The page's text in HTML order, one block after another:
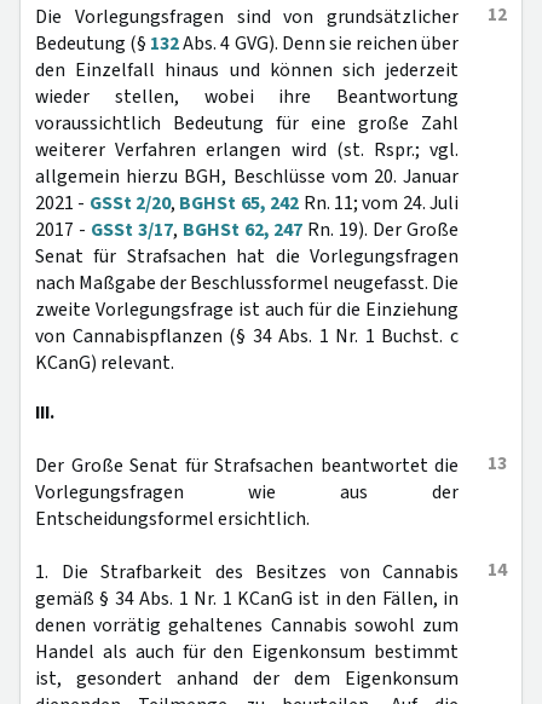
12
Die Vorlegungsfragen sind von grundsätzlicher
Bedeutung (§ 132Abs. 4 GVG). Denn sie reichen über
den Einzelfall hinaus und können sich jederzeit
wieder stellen, wobei ihre Beantwortung
voraussichtlich Bedeutung für eine große Zahl
weiterer Verfahren erlangen wird (st. Rspr.; vgl.
allgemein hierzu BGH, Beschlüsse vom 20. Januar
2021 - GSSt 2/20, BGHSt 65, 242 Rn. 11; vom 24. Juli
2017 - GSSt 3/17, BGHSt 62, 247 Rn. 19). Der Große
Senat für Strafsachen hat die Vorlegungsfragen
nach Maßgabe der Beschlussformel neugefasst. Die
zweite Vorlegungsfrage ist auch für die Einziehung
von Cannabispflanzen (§ 34 Abs. 1 Nr. 1 Buchst. c
KCanG) relevant.
III.
13
Der Große Senat für Strafsachen beantwortet die
Vorlegungsfragen wie aus der
Entscheidungsformel ersichtlich.
14
1. Die Strafbarkeit des Besitzes von Cannabis
gemäß § 34 Abs. 1 Nr. 1 KCanG ist in den Fällen, in
denen vorrätig gehaltenes Cannabis sowohl zum
Handel als auch für den Eigenkonsum bestimmt
ist, gesondert anhand der dem Eigenkonsum